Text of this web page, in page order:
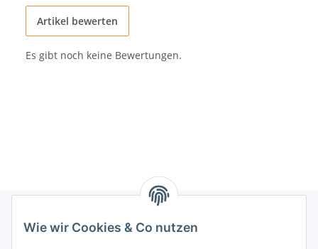
Artikel bewerten
Es gibt noch keine Bewertungen.
Wie wir Cookies & Co nutzen